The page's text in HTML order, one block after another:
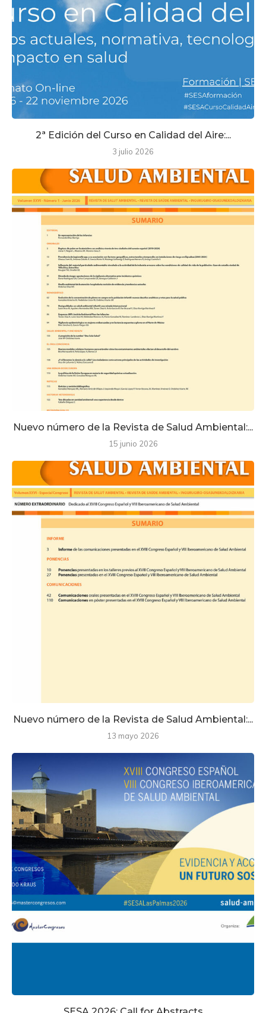
2ª Edición del Curso en Calidad del Aire:...
3 julio 2026
Nuevo número de la Revista de Salud Ambiental:...
15 junio 2026
Nuevo número de la Revista de Salud Ambiental:...
13 mayo 2026